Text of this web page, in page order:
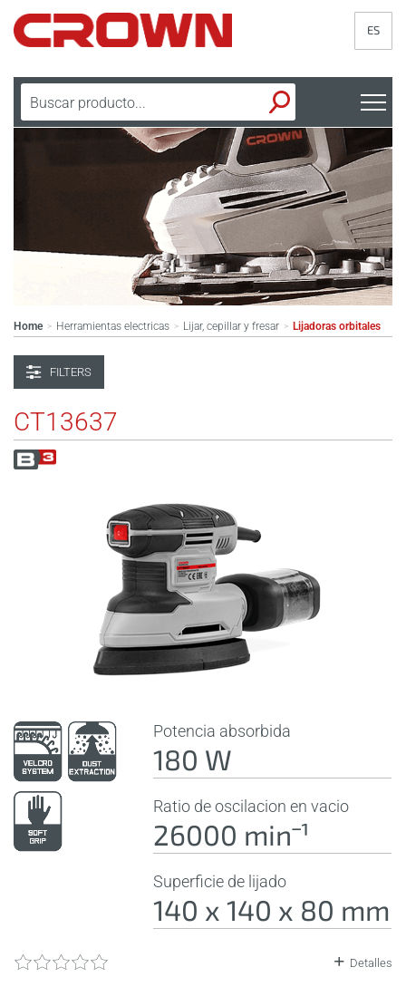
ES
Home > Herramientas electricas > Lijar, cepillar y fresar > Lijadoras orbitales
FILTERS
CT13637
Potencia absorbida
180 W
Ratio de oscilacion en vacio
26000 minˉ¹
Superficie de lijado
140 x 140 x 80 mm
Detalles